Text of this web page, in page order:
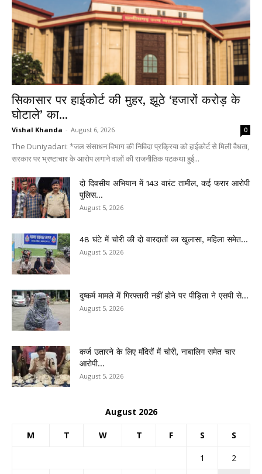
सिकासार पर हाईकोर्ट की मुहर, झूठे ‘हजारों करोड़ के
घोटाले’ का...
Vishal Khanda - August 6, 2026 0
The Duniyadari: *जल संसाधन विभाग की निविदा प्रक्रिया को हाईकोर्ट से मिली वैधता,
सरकार पर भ्रष्टाचार के आरोप लगाने वालों की राजनीतिक पटकथा हुई...
दो दिवसीय अभियान में 143 वारंट तामील, कई फरार आरोपी
पुलिस...
August 5, 2026
48 घंटे में चोरी की दो वारदातों का खुलासा, महिला समेत...
August 5, 2026
दुष्कर्म मामले में गिरफ्तारी नहीं होने पर पीड़िता ने एसपी से...
August 5, 2026
कर्ज उतारने के लिए मंदिरों में चोरी, नाबालिग समेत चार
आरोपी...
August 5, 2026
August 2026
M T W T F S S
1
2